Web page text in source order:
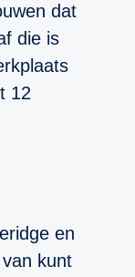
dat
die is
12
en
kunt